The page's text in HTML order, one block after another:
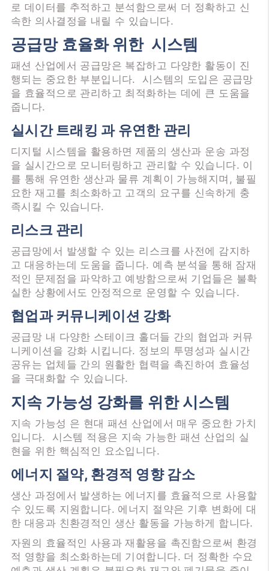
로 데이터를 추적하고 분석함으로써 더 정확하고 신
속한 의사결정을 내릴 수 있습니다.
공급망 효율화 위한 시스템
패션 산업에서 공급망은 복잡하고 다양한 활동이 진
행되는 중요한 부분입니다. 시스템의 도입은 공급망
을 효율적으로 관리하고 최적화하는 데에 큰 도움을
줍니다.
실시간 트래킹 과 유연한 관리
디지털 시스템을 활용하면 제품의 생산과 운송 과정
을 실시간으로 모니터링하고 관리할 수 있습니다. 이
를 통해 유연한 생산과 물류 계획이 가능해지며, 불필
요한 재고를 최소화하고 고객의 요구를 신속하게 충
족시킬 수 있습니다.
리스크 관리
공급망에서 발생할 수 있는 리스크를 사전에 감지하
고 대응하는데 도움을 줍니다. 예측 분석을 통해 잠재
적인 문제점을 파악하고 예방함으로써 기업들은 불확
실한 상황에서도 안정적으로 운영할 수 있습니다.
협업과 커뮤니케이션 강화
공급망 내 다양한 스테이크 홀더들 간의 협업과 커뮤
니케이션을 강화 시킵니다. 정보의 투명성과 실시간
공유는 업체들 간의 원활한 협력을 촉진하여 효율성
을 극대화할 수 있습니다.
지속 가능성 강화를 위한 시스템
지속 가능성 은 현대 패션 산업에서 매우 중요한 가치
입니다. 시스템 적용은 지속 가능한 패션 산업의 실
현을 위한 핵심적인 요소입니다.
에너지 절약, 환경적 영향 감소
생산 과정에서 발생하는 에너지를 효율적으로 사용할
수 있도록 지원합니다. 에너지 절약은 기후 변화에 대
한 대응과 친환경적인 생산 활동을 가능하게 합니다.
자원의 효율적인 사용과 재활용을 촉진함으로써 환경
적 영향을 최소화하는데 기여합니다. 더 정확한 수요